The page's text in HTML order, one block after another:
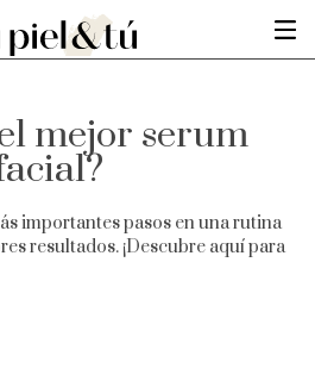
mejor serum
importantes pasos en una rutina
resultados. ¡Descubre aquí para